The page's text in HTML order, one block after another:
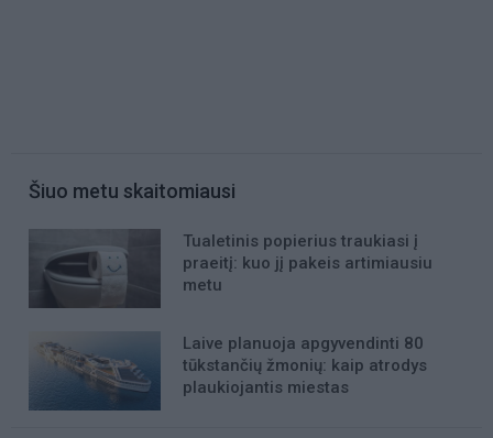
Šiuo metu skaitomiausi
Tualetinis popierius traukiasi į
praeitį: kuo jį pakeis artimiausiu
metu
Laive planuoja apgyvendinti 80
tūkstančių žmonių: kaip atrodys
plaukiojantis miestas